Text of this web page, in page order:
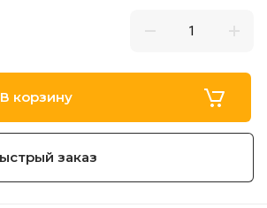
В корзину
заказ